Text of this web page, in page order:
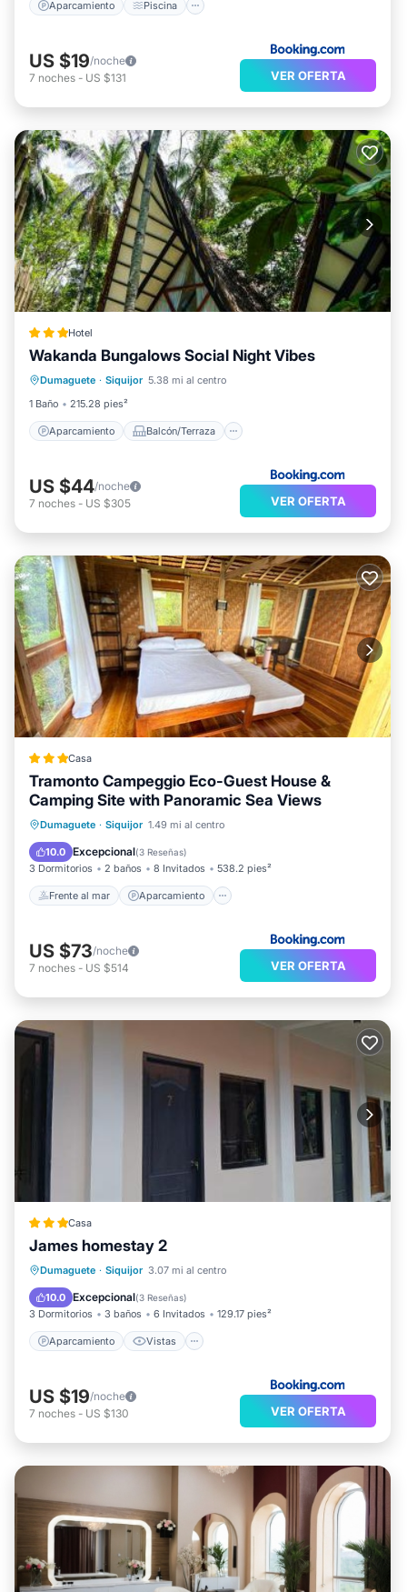
Aparcamiento Piscina
US $19/noche
7 noches - US $131 VER OFERTA
Hotel
Wakanda Bungalows Social Night Vibes
Dumaguete · Siquijor 5.38 mi al centro
1 Baño
215.28 pies²
Aparcamiento Balcón/Terraza
Aparcamiento
Balcón/Terraza
Vistas
Aire acondicionado
US $44/noche
7 noches - US $305 VER OFERTA
Casa
Tramonto Campeggio Eco-Guest House &
Camping Site with Panoramic Sea Views
Dumaguete · Siquijor 1.49 mi al centro
10.0 Excepcional(3 Reseñas)
3 Dormitorios 2 baños 8 Invitados 538.2 pies²
Frente al mar Aparcamiento
Frente al mar Aparcamiento
Vista al mar
US $73/noche
7 noches - US $514 VER OFERTA
Casa
James homestay 2
Dumaguete · Siquijor 3.07 mi al centro
10.0 Excepcional(3 Reseñas)
3 Dormitorios 3 baños 6 Invitados 129.17 pies²
Aparcamiento Vistas
Aparcamiento
Vistas
Aire acondicionado
US $19/noche
7 noches - US $130 VER OFERTA